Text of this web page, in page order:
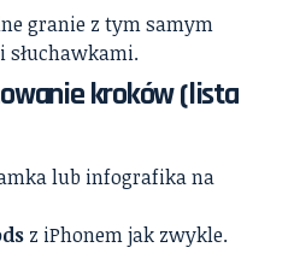
granie z tym samym
słuchawkami.
kroków (lista
lub infografika na
z iPhonem jak zwykle.